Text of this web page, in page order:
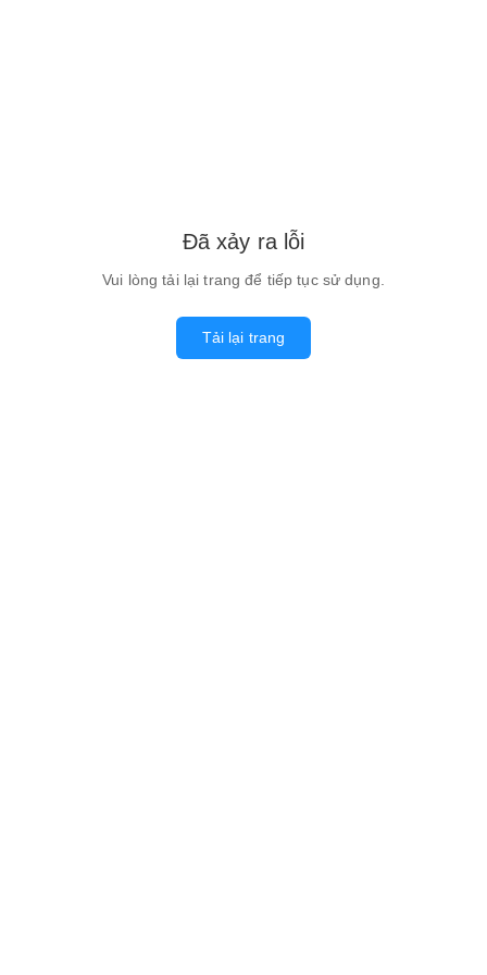
Đã xảy ra lỗi
Vui lòng tải lại trang để tiếp tục sử dụng.
Tải lại trang